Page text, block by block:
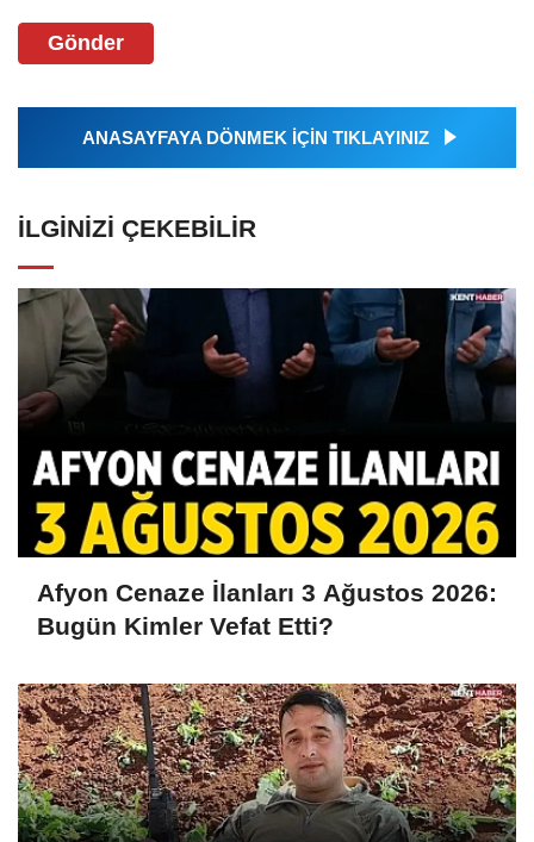
Gönder
ANASAYFAYA DÖNMEK İÇİN TIKLAYINIZ
İLGINIZI ÇEKEBILIR
Afyon Cenaze İlanları 3 Ağustos 2026:
Bugün Kimler Vefat Etti?